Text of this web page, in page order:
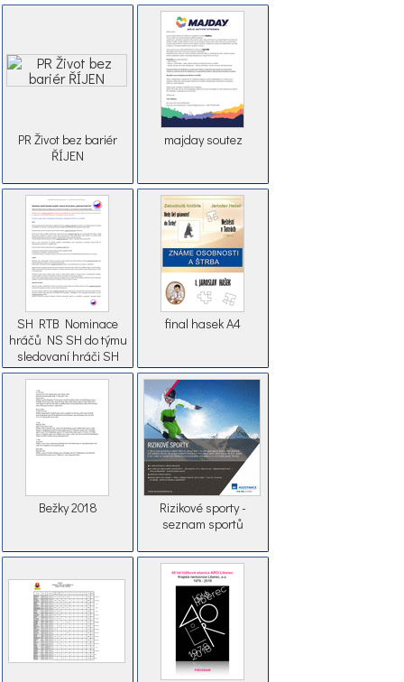
PR Život bez bariér
ŘÍJEN
majday soutez
SH RTB Nominace
hráčů NS SH do týmu
sledovaní hráči SH
2018
final hasek A4
Bežky 2018
Rizikové sporty -
seznam sportů